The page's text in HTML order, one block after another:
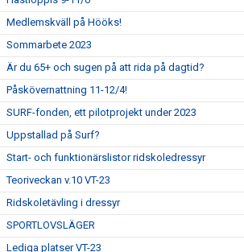
Medlemskväll på Hööks!
Sommarbete 2023
Är du 65+ och sugen på att rida på dagtid?
Påskövernattning 11-12/4!
SURF-fonden, ett pilotprojekt under 2023
Uppstallad på Surf?
Start- och funktionärslistor ridskoledressyr
Teoriveckan v.10 VT-23
Ridskoletävling i dressyr
SPORTLOVSLÄGER
Lediga platser VT-23